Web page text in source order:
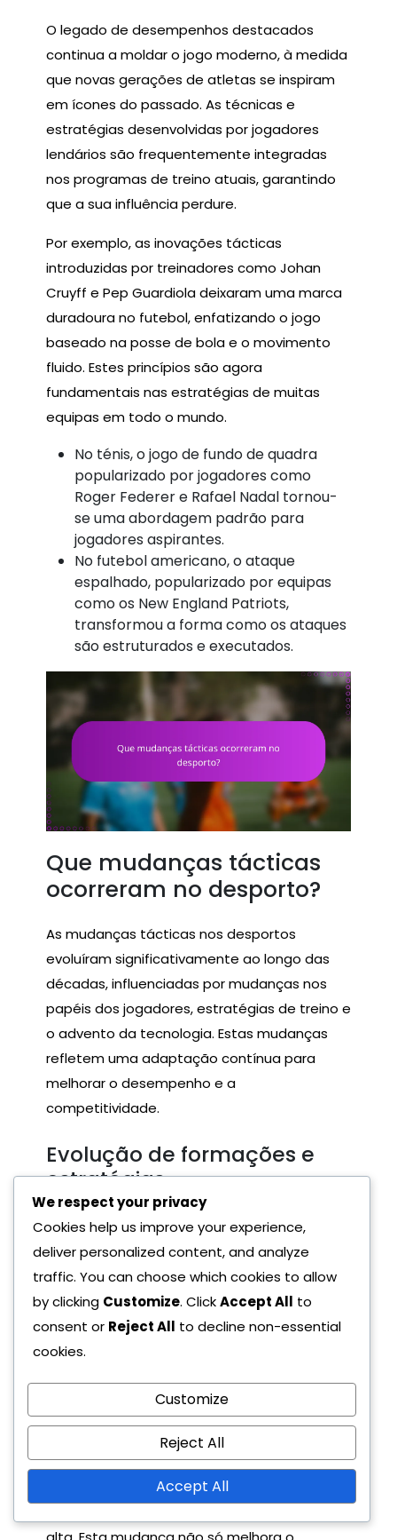
O legado de desempenhos destacados
continua a moldar o jogo moderno, à medida
que novas gerações de atletas se inspiram
em ícones do passado. As técnicas e
estratégias desenvolvidas por jogadores
lendários são frequentemente integradas
nos programas de treino atuais, garantindo
que a sua influência perdure.
Por exemplo, as inovações tácticas
introduzidas por treinadores como Johan
Cruyff e Pep Guardiola deixaram uma marca
duradoura no futebol, enfatizando o jogo
baseado na posse de bola e o movimento
fluido. Estes princípios são agora
fundamentais nas estratégias de muitas
equipas em todo o mundo.
No ténis, o jogo de fundo de quadra
popularizado por jogadores como
Roger Federer e Rafael Nadal tornou-
se uma abordagem padrão para
jogadores aspirantes.
No futebol americano, o ataque
espalhado, popularizado por equipas
como os New England Patriots,
transformou a forma como os ataques
são estruturados e executados.
Que mudanças tácticas
ocorreram no desporto?
As mudanças tácticas nos desportos
evoluíram significativamente ao longo das
décadas, influenciadas por mudanças nos
papéis dos jogadores, estratégias de treino e
o advento da tecnologia. Estas mudanças
refletem uma adaptação contínua para
melhorar o desempenho e a
competitividade.
Evolução de formações e
estratégias
Ao longo dos anos, as formações passaram
de estruturas rígidas para sistemas mais
fluidos. As formações iniciais, como o clássico
4-4-2, enfatizavam a solidez defensiva,
enquanto as estratégias modernas
frequentemente incorporam formas
permitindo maior flexibilidade no ataque e na
defesa.
Adaptações estratégicas também surgiram,
com as equipas a focarem cada vez mais no
We respect your privacy
Cookies help us improve your experience,
deliver personalized content, and analyze
traffic. You can choose which cookies to allow
by clicking Customize. ClickAccept All to
consent or Reject All to decline non-essential
cookies.
Customize
Reject All
Accept All